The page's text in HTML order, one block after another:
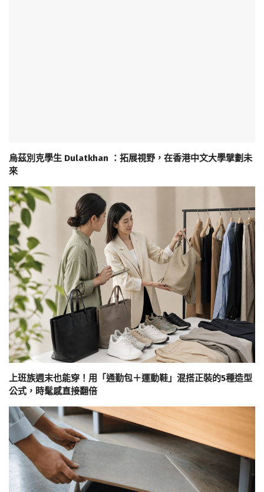
烏茲別克學生 Dulatkhan ：拓展視野，在香港中文大學擘劃未
來
上班族週末也能穿！用「通勤包＋運動鞋」混搭正裝的5種造型
公式，時髦感直接翻倍